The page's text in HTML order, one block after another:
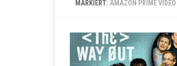
MARKIERT: AMAZON PRIME VIDEO